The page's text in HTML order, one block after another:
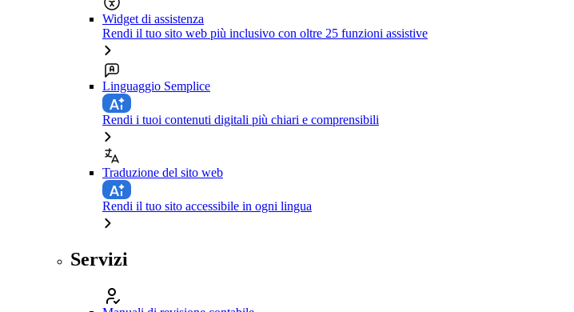
Widget di assistenza
Rendi il tuo sito web più inclusivo con oltre 25 funzioni assistive
Linguaggio Semplice
Rendi i tuoi contenuti digitali più chiari e comprensibili
Traduzione del sito web
Rendi il tuo sito accessibile in ogni lingua
Servizi